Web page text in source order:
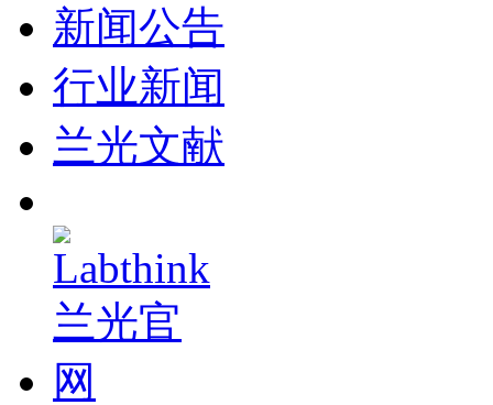
新闻公告
行业新闻
兰光文献